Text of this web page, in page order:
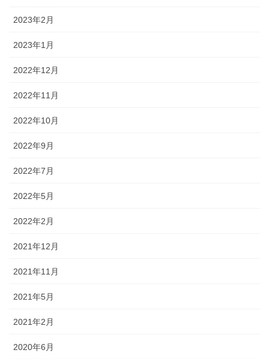
2023年2月
2023年1月
2022年12月
2022年11月
2022年10月
2022年9月
2022年7月
2022年5月
2022年2月
2021年12月
2021年11月
2021年5月
2021年2月
2020年6月